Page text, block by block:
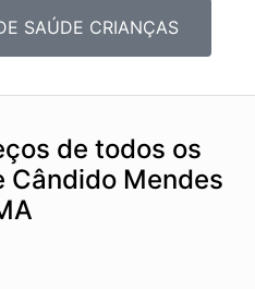
SAÚDE CRIANÇAS
de todos os
Cândido Mendes